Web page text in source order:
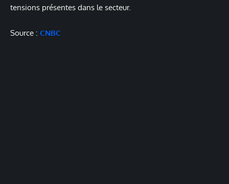
tensions présentes dans le secteur.
Source : CNBC